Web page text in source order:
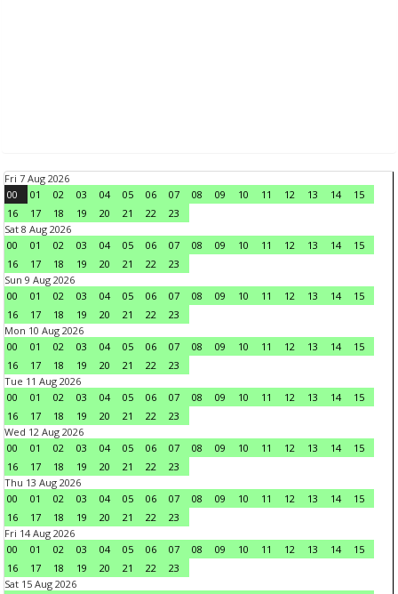
Fri 7 Aug 2026
00
01 02 03 04 05 06 07 08 09 10 11 12 13 14
15
16
17 18 19 20 21 22
23
Sat 8 Aug 2026
00
01 02 03 04 05 06 07 08 09 10 11 12 13 14
15
16
17 18 19 20 21 22
23
Sun 9 Aug 2026
00
01 02 03 04 05 06 07 08 09 10 11 12 13 14
15
16
17 18 19 20 21 22
23
Mon 10 Aug 2026
00
01 02 03 04 05 06 07 08 09 10 11 12 13 14
15
16
17 18 19 20 21 22
23
Tue 11 Aug 2026
00
01 02 03 04 05 06 07 08 09 10 11 12 13 14
15
16
17 18 19 20 21 22
23
Wed 12 Aug 2026
00
01 02 03 04 05 06 07 08 09 10 11 12 13 14
15
16
17 18 19 20 21 22
23
Thu 13 Aug 2026
00
01 02 03 04 05 06 07 08 09 10 11 12 13 14
15
16
17 18 19 20 21 22
23
Fri 14 Aug 2026
00
01 02 03 04 05 06 07 08 09 10 11 12 13 14
15
16
17 18 19 20 21 22
23
Sat 15 Aug 2026